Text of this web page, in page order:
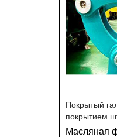
Покрытый
покрытием
Масляная